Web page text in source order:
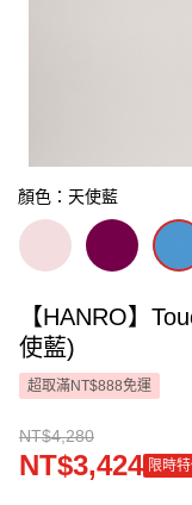
顏色：天使藍
【HANRO】
使藍)
超取滿NT$888免運
NT$4,280
NT$3,424 限時